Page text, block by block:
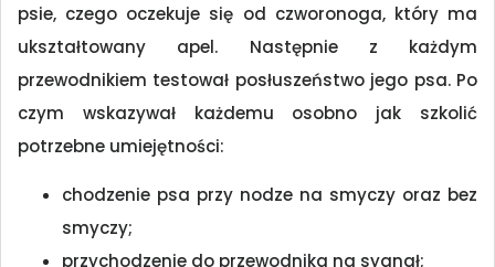
psie, czego oczekuje się od czworonoga, który ma
ukształtowany apel. Następnie z każdym
przewodnikiem testował posłuszeństwo jego psa. Po
czym wskazywał każdemu osobno jak szkolić
potrzebne umiejętności:
chodzenie psa przy nodze na smyczy oraz bez
smyczy;
przychodzenie do przewodnika na sygnał;